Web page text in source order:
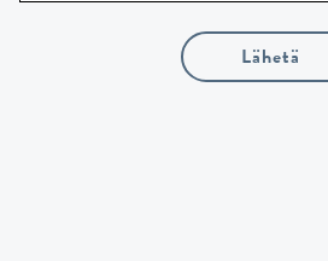
Lähetä